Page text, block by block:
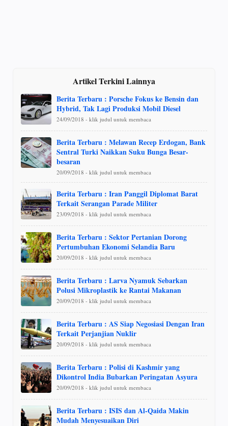
Artikel Terkini Lainnya
Berita Terbaru : Porsche Fokus ke Bensin dan
Hybrid, Tak Lagi Produksi Mobil Diesel
24/09/2018 - klik judul untuk membaca
Berita Terbaru : Melawan Recep Erdogan, Bank
Sentral Turki Naikkan Suku Bunga Besar-
besaran
20/09/2018 - klik judul untuk membaca
Berita Terbaru : Iran Panggil Diplomat Barat
Terkait Serangan Parade Militer
23/09/2018 - klik judul untuk membaca
Berita Terbaru : Sektor Pertanian Dorong
Pertumbuhan Ekonomi Selandia Baru
20/09/2018 - klik judul untuk membaca
Berita Terbaru : Larva Nyamuk Sebarkan
Polusi Mikroplastik ke Rantai Makanan
20/09/2018 - klik judul untuk membaca
Berita Terbaru : AS Siap Negosiasi Dengan Iran
Terkait Perjanjian Nuklir
20/09/2018 - klik judul untuk membaca
Berita Terbaru : Polisi di Kashmir yang
Dikontrol India Bubarkan Peringatan Asyura
20/09/2018 - klik judul untuk membaca
Berita Terbaru : ISIS dan Al-Qaida Makin
Mudah Menyesuaikan Diri